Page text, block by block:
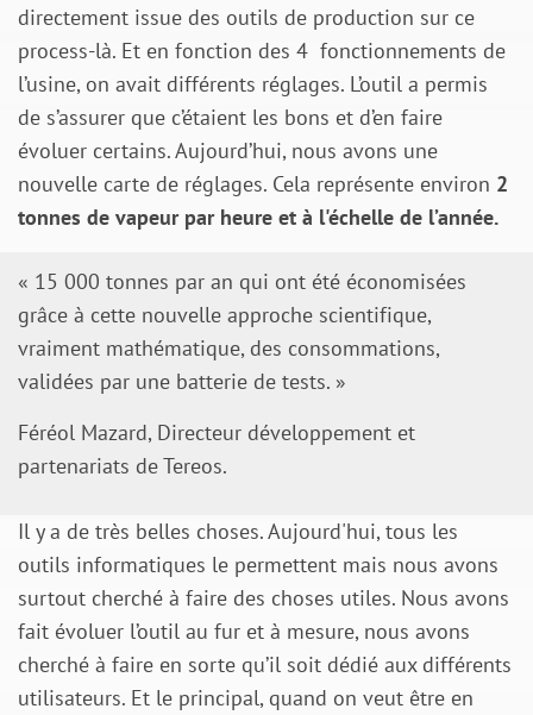
directement issue des outils de production sur ce
process-là. Et en fonction des 4 fonctionnements de
l’usine, on avait différents réglages. L’outil a permis
de s’assurer que c’étaient les bons et d’en faire
évoluer certains. Aujourd’hui, nous avons une
nouvelle carte de réglages. Cela représente environ 2
tonnes de vapeur par heure et à l'échelle de l’année.
« 15 000 tonnes par an qui ont été économisées
grâce à cette nouvelle approche scientifique,
vraiment mathématique, des consommations,
validées par une batterie de tests. »
Féréol Mazard, Directeur développement et
partenariats de Tereos.
Il y a de très belles choses. Aujourd'hui, tous les
outils informatiques le permettent mais nous avons
surtout cherché à faire des choses utiles. Nous avons
fait évoluer l’outil au fur et à mesure, nous avons
cherché à faire en sorte qu’il soit dédié aux différents
utilisateurs. Et le principal, quand on veut être en